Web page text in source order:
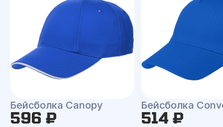
Бейсболка Canopy
596 ₽
Бейсболка
514 ₽